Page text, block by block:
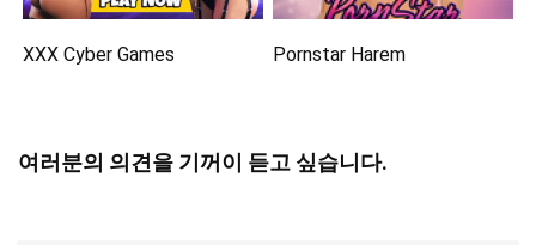
XXX Cyber Games Pornstar Harem
여러분의 의견을 기꺼이 듣고 싶습니다.